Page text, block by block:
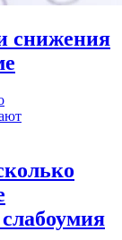
снижения